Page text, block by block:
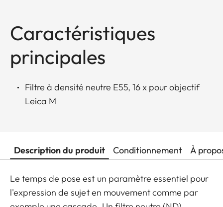
Caractéristiques
principales
Filtre à densité neutre E55, 16 x pour objectif
Leica M
Description du produit Conditionnement À
Le temps de pose est un paramètre essentiel pour
l'expression de sujet en mouvement comme par